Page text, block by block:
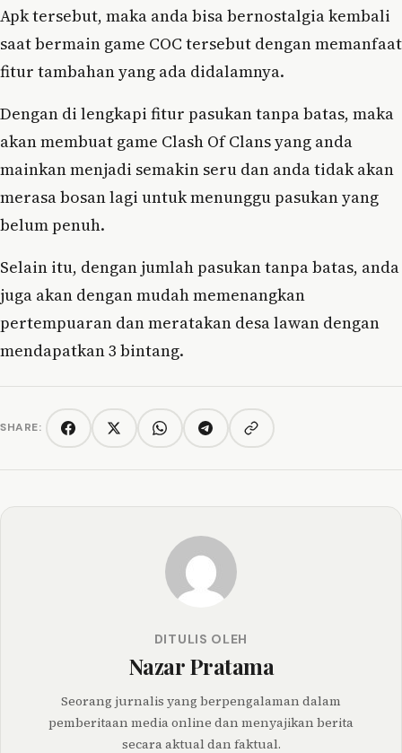
Apk tersebut, maka anda bisa bernostalgia kembali
saat bermain game COC tersebut dengan memanfaat
fitur tambahan yang ada didalamnya.
Dengan di lengkapi fitur pasukan tanpa batas, maka
akan membuat game Clash Of Clans yang anda
mainkan menjadi semakin seru dan anda tidak akan
merasa bosan lagi untuk menunggu pasukan yang
belum penuh.
Selain itu, dengan jumlah pasukan tanpa batas, anda
juga akan dengan mudah memenangkan
pertempuaran dan meratakan desa lawan dengan
mendapatkan 3 bintang.
SHARE: FacebookTwitter/XWhatsAppTelegramCopy link
DITULIS OLEH
Nazar Pratama
Seorang jurnalis yang berpengalaman dalam
pemberitaan media online dan menyajikan berita
secara aktual dan faktual.